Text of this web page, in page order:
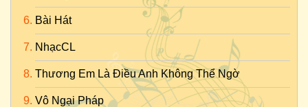
Bài Hát
NhạcCL
Thương Em Là Điều Anh Không Thể Ngờ
Vô Ngại Pháp